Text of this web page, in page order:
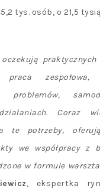
tys. osób, o 21,5
oczekują
zespołowa,
problemów,
Coraz
te potrzeby,
we współpracy z
w formule
, ekspertka